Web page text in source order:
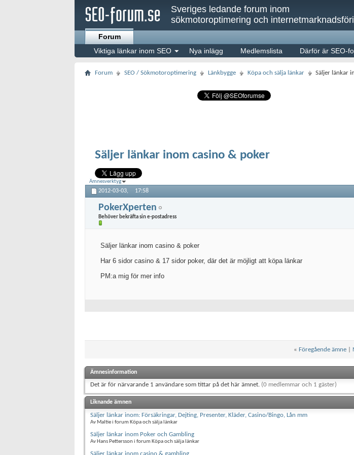
Sveriges ledande forum inom
sökmotoroptimering och
Forum
Viktiga länkar inom SEO
Nya inlägg Medlemslista Därför är SEO-
Forum SEO / Sökmotoroptimering Länkbygge Köpa och sälja länkar Säljer länkar
Säljer länkar inom casino & poker
Ämnesverktyg
2012-03-03, 17:58
PokerXperten
Behöver bekräfta sin e-postadress
Säljer länkar inom casino & poker
Har 6 sidor casino & 17 sidor poker, där det är möjligt att köpa länkar
PM:a mig för mer info
« Föregående ämne|
Ämnesinformation
Det är för närvarande 1 användare som tittar på det här ämnet. (0 medlemmar och 1 gäster)
Liknande ämnen
Säljer länkar inom: Försäkringar, Dejting, Presenter, Kläder, Casino/Bingo, Lån mm
Av Maltie i forum Köpa och sälja länkar
Säljer länkar inom Poker och Gambling
Av Hans Pettersson i forum Köpa och sälja länkar